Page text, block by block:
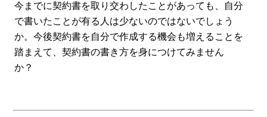
今までに契約書を取り交わしたことがあっても、自分
で書いたことが有る人は少ないのではないでしょう
か。今後契約書を自分で作成する機会も増えることを
踏まえて、契約書の書き方を身につけてみません
か？